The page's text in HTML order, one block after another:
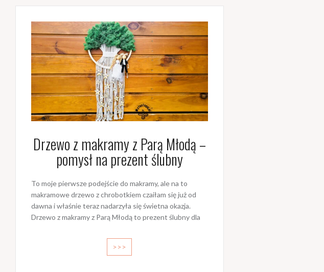
Drzewo z makramy z Parą Młodą –
pomysł na prezent ślubny
To moje pierwsze podejście do makramy, ale na to
makramowe drzewo z chrobotkiem czaiłam się już od
dawna i właśnie teraz nadarzyła się świetna okazja.
Drzewo z makramy z Parą Młodą to prezent ślubny dla
>>>